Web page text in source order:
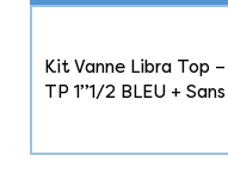
Kit Vanne Libra Top
TP 1’’1/2 BLEU +